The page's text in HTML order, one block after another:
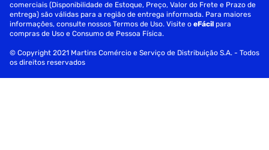
comerciais (Disponibilidade de Estoque, Preço, Valor do Frete e Prazo de
entrega) são válidas para a região de entrega informada. Para maiores
informações, consulte nossos Termos de Uso. Visite oeFácil para
compras de Uso e Consumo de Pessoa Física.
© Copyright 2021 Martins Comércio e Serviço de Distribuição S.A. - Todos
os direitos reservados